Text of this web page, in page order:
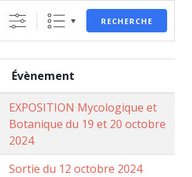
RECHERCHE
Évènement
EXPOSITION Mycologique et
Botanique du 19 et 20 octobre
2024
Sortie du 12 octobre 2024